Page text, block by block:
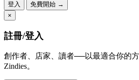
登入
免費開始 →
×
註冊/登入
創作者、店家、讀者──以最適合你的
Zindies。